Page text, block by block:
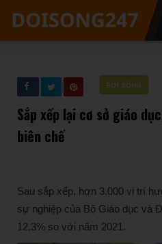
ĐỜI SỐNG
Sắp xếp lại cơ sở giáo
biên chế
Sau sắp xếp, hơn 3.000 vị trí
sự nghiệp của Bộ Giáo dục và
12,3% so với năm 2021.